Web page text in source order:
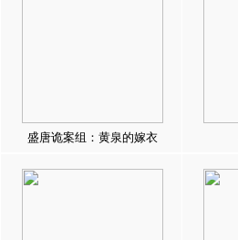
盛唐诡案组：黄泉的嫁衣